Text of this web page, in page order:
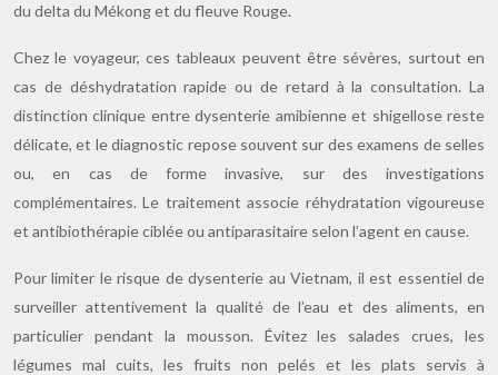
du delta du Mékong et du fleuve Rouge.
Chez le voyageur, ces tableaux peuvent être sévères, surtout en
cas de déshydratation rapide ou de retard à la consultation. La
distinction clinique entre dysenterie amibienne et shigellose reste
délicate, et le diagnostic repose souvent sur des examens de selles
ou, en cas de forme invasive, sur des investigations
complémentaires. Le traitement associe réhydratation vigoureuse
et antibiothérapie ciblée ou antiparasitaire selon l’agent en cause.
Pour limiter le risque de dysenterie au Vietnam, il est essentiel de
surveiller attentivement la qualité de l’eau et des aliments, en
particulier pendant la mousson. Évitez les salades crues, les
légumes mal cuits, les fruits non pelés et les plats servis à